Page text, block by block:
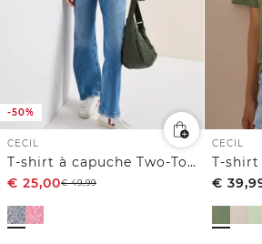
-50%
CECIL
T-shirt à capuche Two-Tone
€ 25,00€49,99
CECIL
€